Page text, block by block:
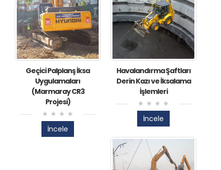
Geçici Palplanş İksa
Uygulamaları
(Marmaray CR3
Projesi)
İncele
Havalandırma Şaftları
Derin Kazı ve İksalama
İşlemleri
İncele